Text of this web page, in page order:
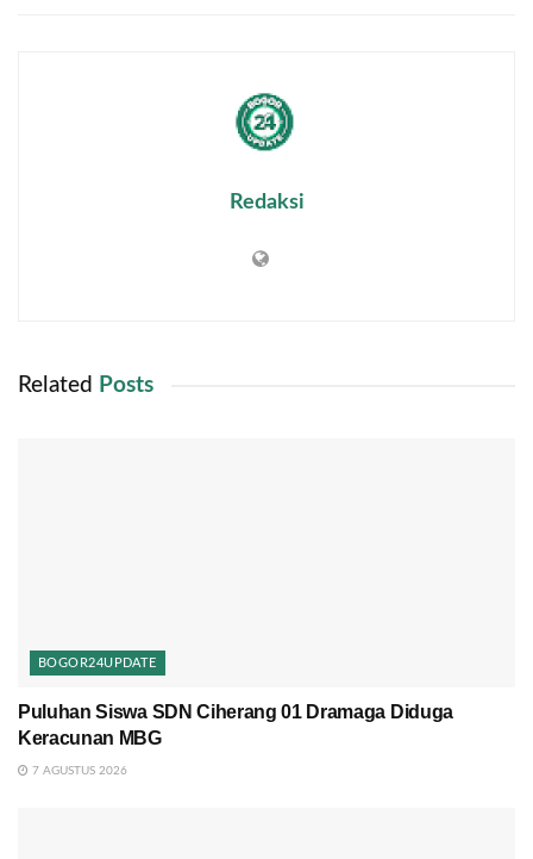
Redaksi
Related Posts
BOGOR24UPDATE
Puluhan Siswa SDN Ciherang 01 Dramaga Diduga
Keracunan MBG
7 AGUSTUS 2026